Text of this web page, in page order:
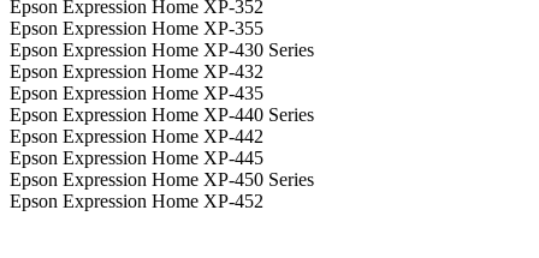
Epson Expression Home XP-352
Epson Expression Home XP-355
Epson Expression Home XP-430 Series
Epson Expression Home XP-432
Epson Expression Home XP-435
Epson Expression Home XP-440 Series
Epson Expression Home XP-442
Epson Expression Home XP-445
Epson Expression Home XP-450 Series
Epson Expression Home XP-452